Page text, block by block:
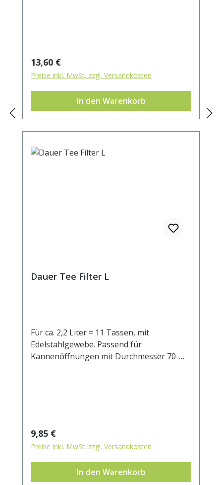
Regulärer Preis:
13,60 €
Preise inkl. MwSt. zzgl. Versandkosten
In den Warenkorb
Dauer Tee Filter L
Für ca. 2,2 Liter = 11 Tassen, mit
Edelstahlgewebe. Passend für
Kannenöffnungen mit Durchmesser 70-
Regulärer Preis:
9,85 €
Preise inkl. MwSt. zzgl. Versandkosten
In den Warenkorb